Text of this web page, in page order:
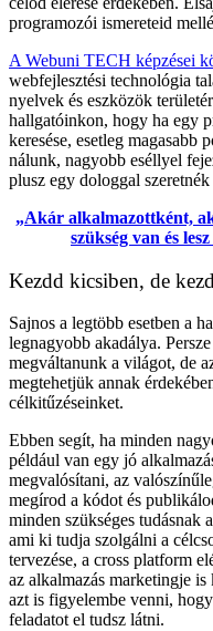
programozói ismereteid
A Webuni TECH képzései
webfejlesztési technológia
nyelvek és eszközök
hallgatóinkon, hogy ha egy
keresése, esetleg magasabb
nálunk, nagyobb eséllyel
plusz egy dologgal
„Akár alkalmazottként,
szükség van és
Kezdd kicsiben, de
Sajnos a legtöbb esetben a
legnagyobb akadálya.
megváltanunk a világot, de
megtehetjük annak
célkitűzéseinket.
Ebben segít, ha minden
például van egy jó
megvalósítani, az
megírod a kódot és
minden szükséges tudásnak
ami ki tudja szolgálni a
tervezése, a cross platform
az alkalmazás marketingje
azt is figyelembe venni,
feladatot el tudsz látni.